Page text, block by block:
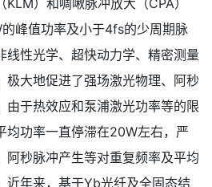
）和啁啾脉冲放大（CPA）
峰值功率及小于4fs的少周期脉
线性光学、超快动力学、精密测量
极大地促进了强场激光物理、阿秒
由于热效应和泵浦激光功率等的限
均功率一直停滞在20W左右，严
阿秒脉冲产生等对重复频率及平均
近年来，基于Yb光纤及全固态结